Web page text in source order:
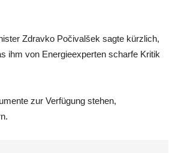
Zdravko Počivalšek sagte kürzlich,
ihm von Energieexperten scharfe Kritik
zur Verfügung stehen,